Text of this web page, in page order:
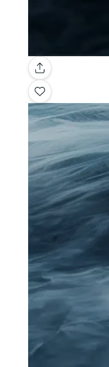
Galleria